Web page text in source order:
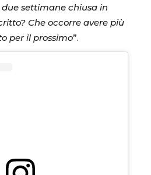
due settimane chiusa in
Che occorre avere più
per il prossimo”.